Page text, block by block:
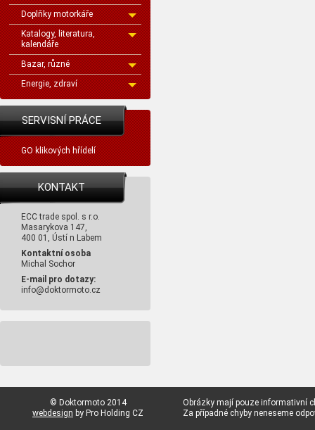
Doplňky motorkáře
Katalogy, literatura,
kalendáře
Bazar, různé
Energie, zdraví
SERVISNÍ PRÁCE
GO klikových hřídelí
KONTAKT
ECC trade spol. s r.o.
Masarykova 147,
400 01, Ústí n Labem
Kontaktní osoba
Michal Sochor
E-mail pro dotazy:
info@doktormoto.cz
© Doktormoto 2014
webdesign by Pro Holding CZ
Obrázky mají pouze informativní
Za případné chyby neneseme